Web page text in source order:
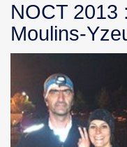
NOCT 2013
Moulins-